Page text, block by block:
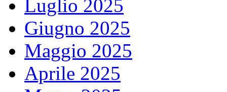
Luglio 2025
Giugno 2025
Maggio 2025
Aprile 2025